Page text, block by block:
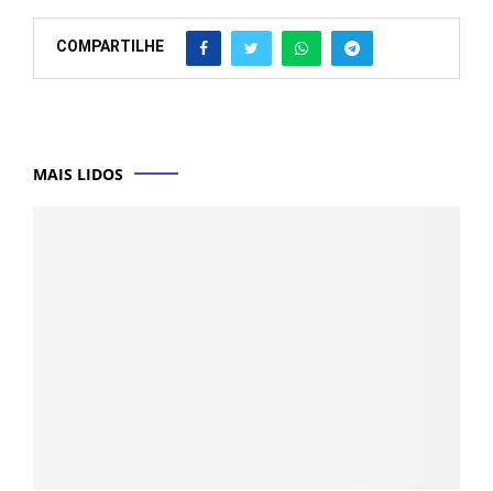
COMPARTILHE
MAIS LIDOS